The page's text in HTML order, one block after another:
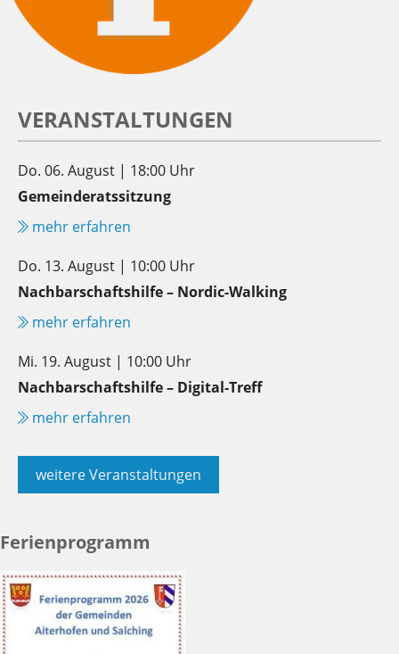
VERANSTALTUNGEN
Do. 06. August | 18:00 Uhr
Gemeinderatssitzung
mehr erfahren
Do. 13. August | 10:00 Uhr
Nachbarschaftshilfe – Nordic-Walking
mehr erfahren
Mi. 19. August | 10:00 Uhr
Nachbarschaftshilfe – Digital-Treff
mehr erfahren
weitere Veranstaltungen
Ferienprogramm